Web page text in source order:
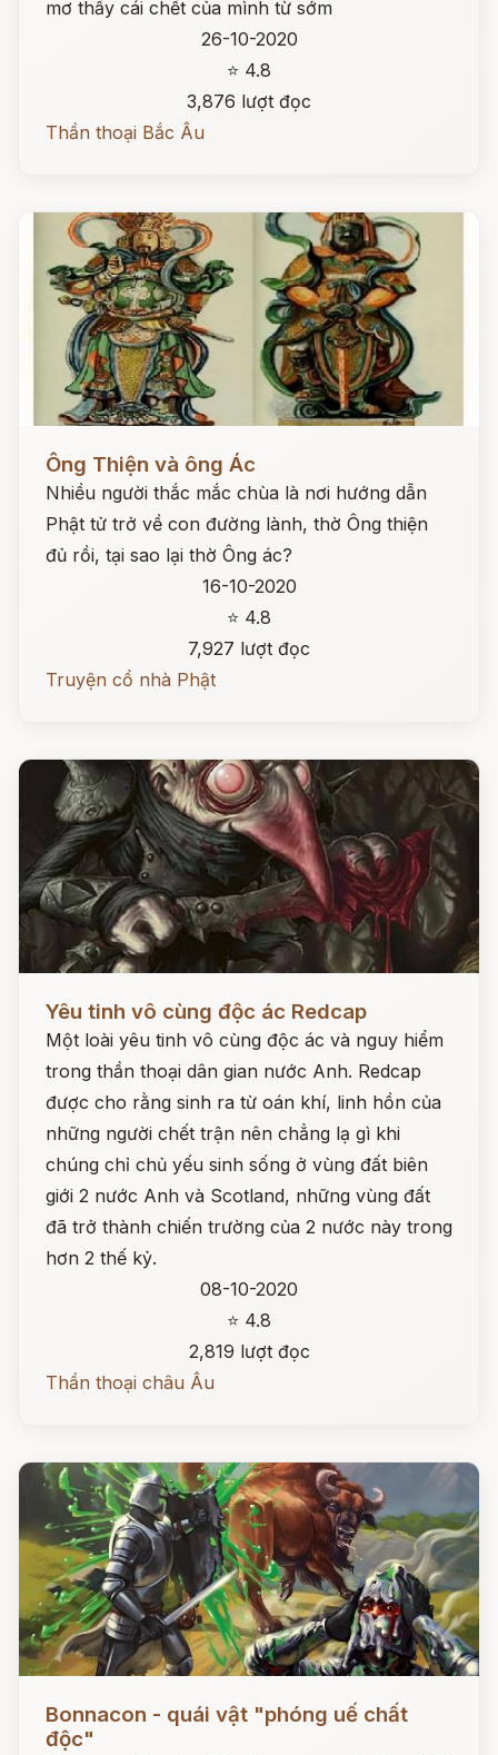
mơ thấy cái chết của mình từ sớm
26-10-2020
⭐ 4.8
3,876 lượt đọc
Thần thoại Bắc Âu
Đọc ngay
Ông Thiện và ông Ác
Nhiều người thắc mắc chùa là nơi hướng dẫn
Phật tử trở về con đường lành, thờ Ông thiện
đủ rồi, tại sao lại thờ Ông ác?
16-10-2020
⭐ 4.8
7,927 lượt đọc
Truyện cổ nhà Phật
Yêu tinh vô cùng độc ác Redcap
Một loài yêu tinh vô cùng độc ác và nguy hiểm
trong thần thoại dân gian nước Anh. Redcap
được cho rằng sinh ra từ oán khí, linh hồn của
những người chết trận nên chẳng lạ gì khi
chúng chỉ chủ yếu sinh sống ở vùng đất biên
giới 2 nước Anh và Scotland, những vùng đất
đã trở thành chiến trường của 2 nước này trong
hơn 2 thế kỷ.
08-10-2020
⭐ 4.8
2,819 lượt đọc
Thần thoại châu Âu
Bonnacon - quái vật "phóng uế chất
độc"